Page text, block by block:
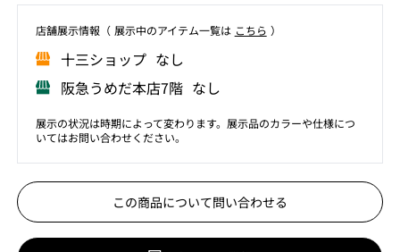
店舗展⽰情報（ 展⽰中のアイテム⼀覧は こちら ）
⼗三ショップ なし
阪急うめだ本店7階 なし
展示の状況は時期によって変わります。展示品のカラーや仕様につ
いてはお問い合わせください。
この商品について問い合わせる